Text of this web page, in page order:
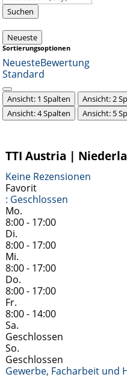
Suchen
Neueste
Sortierungsoptionen
NeuesteBewertung
Standard
Ansicht: 1 Spalten Ansicht: 2
Ansicht: 4 Spalten
Ansicht: 5
TTI Austria |
Keine Rezensionen
Favorit
: Geschlossen
Mo.
8:00 - 17:00
Di.
8:00 - 17:00
Mi.
8:00 - 17:00
Do.
8:00 - 17:00
Fr.
8:00 - 14:00
Sa.
Geschlossen
So.
Geschlossen
Gewerbe, Facharbeit und